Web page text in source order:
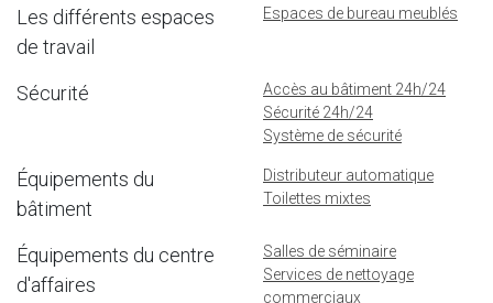
Les différents espaces
de travail
Espaces de bureau meublés
Sécurité
Accès au bâtiment 24h/24
Sécurité 24h/24
Système de sécurité
Équipements du
bâtiment
Distributeur automatique
Toilettes mixtes
Équipements du centre
d'affaires
Salles de séminaire
Services de nettoyage
commerciaux